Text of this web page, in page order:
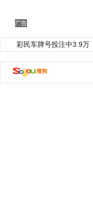
广告
彩民车牌号投注中3.9万